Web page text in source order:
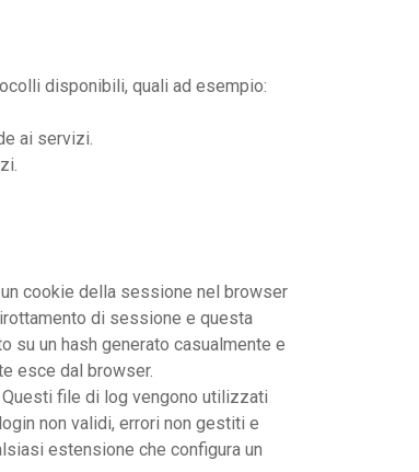
disponibili, quali ad esempio:
ai servizi.
cookie della sessione nel browser
di sessione e questa
su un hash generato casualmente e
esce dal browser.
file di log vengono utilizzati
non validi, errori non gestiti e
estensione che configura un